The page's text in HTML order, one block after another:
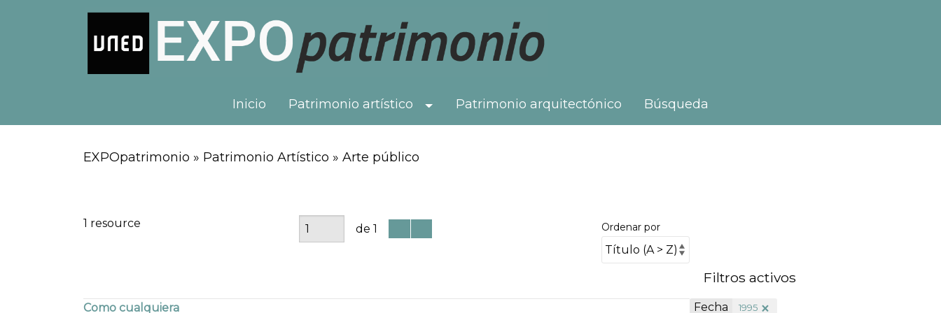
Inicio Patrimonio artístico Toggle Dropdown
Patrimonio arquitectónico Búsqueda
EXPOpatrimonio » Patrimonio Artístico » Arte público
1 resource de 1 Ordenar por
Como cualquiera
Filtros activos
Fecha 1995